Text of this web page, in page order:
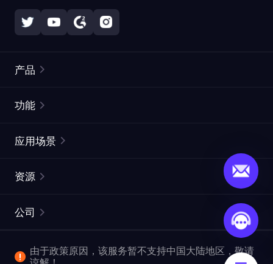
产品
静态住宅代理
网页抓取 API
视频下载 API
功能
ISP代理
ProxySite
应用场景
市场研究
爬行和索引
资源
常见问题解答
公司
企业服务
由于政策原因，该服务暂不支持中国大陆地区，敬请